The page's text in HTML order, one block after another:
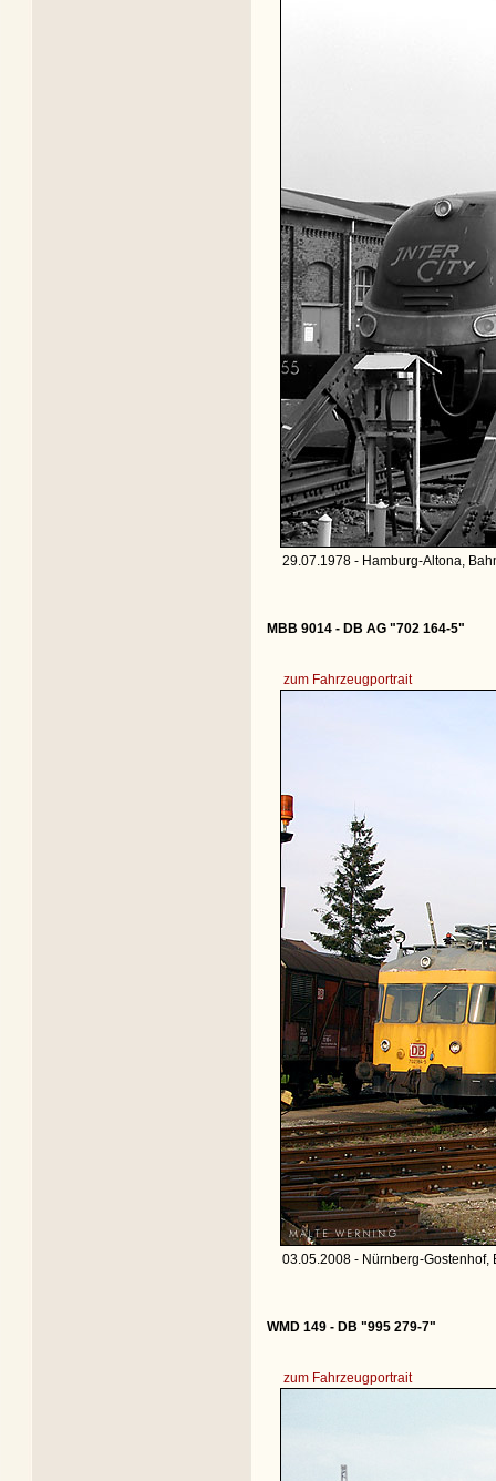
29.07.1978 - Hamburg-Altona,
MBB 9014 - DB AG "702 164-5"
zum Fahrzeugportrait
03.05.2008 - Nürnberg-Gostenhof,
WMD 149 - DB "995 279-7"
zum Fahrzeugportrait